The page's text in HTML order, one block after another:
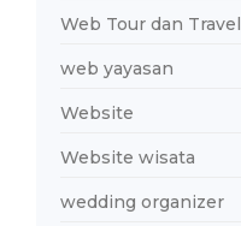
Web Tour dan Travel
web yayasan
Website
Website wisata
wedding organizer